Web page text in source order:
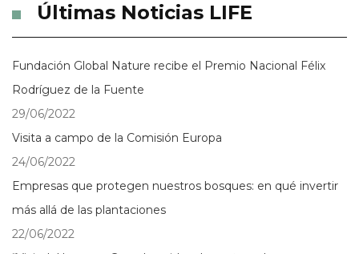
Últimas Noticias LIFE
Fundación Global Nature recibe el Premio Nacional Félix
Rodríguez de la Fuente
29/06/2022
Visita a campo de la Comisión Europa
24/06/2022
Empresas que protegen nuestros bosques: en qué invertir
más allá de las plantaciones
22/06/2022